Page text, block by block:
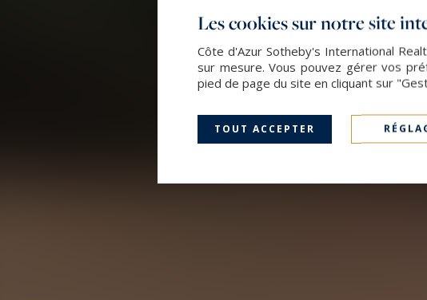
Les cookies sur notre site
Côte d'Azur Sotheby's International
sur mesure. Vous pouvez gérer vos
pied de page du site en cliquant sur
TOUT ACCEPTER